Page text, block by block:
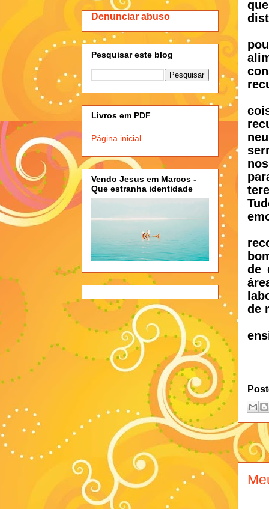
de
de
Denunciar abuso
Pesquisar este blog
Livros em PDF
Página inicial
Vendo Jesus em Marcos -
Que estranha identidade